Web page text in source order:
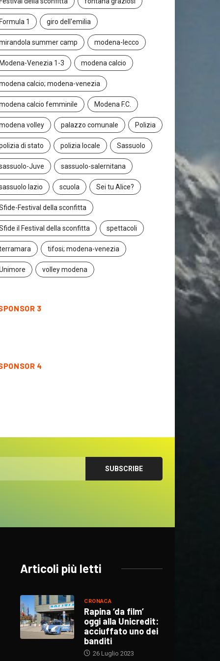
Formula 1 giro dell'emilia
summer camp modena-lecco
Modena-Venezia 1-3 modena calcio
calcio; modena-venezia
calcio femminile Modena F.C.
volley palazzo comunale Polizia
di stato polizia locale Sassuolo
Juve sassuolo-salernitana
lazio scuola Sei tu Alice?
Festival della sconfitta
il Festival della sconfitta spettacoli
tifosi; modena-venezia
volley modena
3
4
Articoli più letti
CRONACA
Rapina ‘da film’
oggi alla Unicredit:
acciuffato uno dei
banditi
26 Luglio 2023